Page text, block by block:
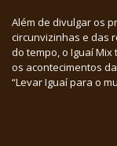
Além de divulgar os
circunvizinhas e das
do tempo, o Iguaí
os acontecimentos
“Levar Iguaí para o